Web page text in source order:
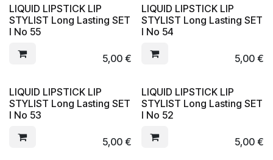
LIQUID LIPSTICK LIP
STYLIST Long Lasting SET
I No 55
5,00€
LIQUID LIPSTICK LIP
STYLIST Long Lasting SET
I No 54
5,00€
LIQUID LIPSTICK LIP
STYLIST Long Lasting SET
I No 53
5,00€
LIQUID LIPSTICK LIP
STYLIST Long Lasting SET
I No 52
5,00€